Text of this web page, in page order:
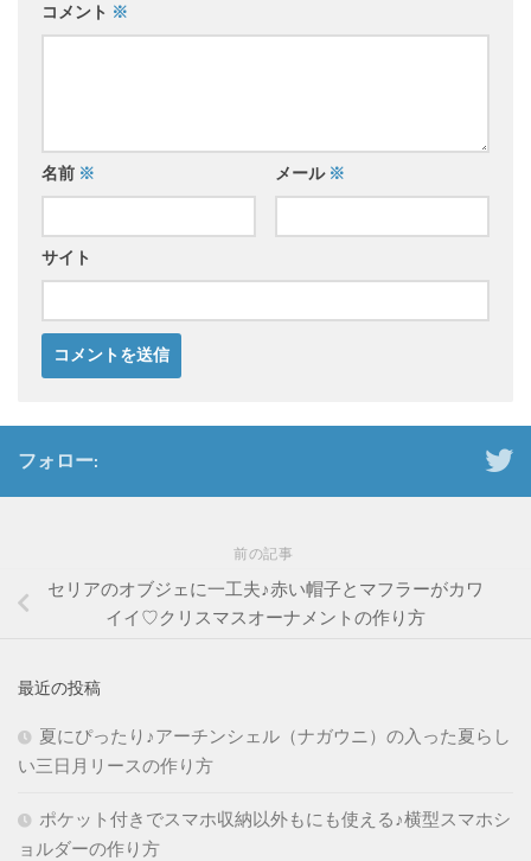
コメント ※
名前 ※ メール ※
サイト
フォロー:
前の記事
セリアのオブジェに一工夫♪赤い帽子とマフラーがカワ
イイ♡クリスマスオーナメントの作り方
最近の投稿
夏にぴったり♪アーチンシェル（ナガウニ）の入った夏らし
い三日月リースの作り方
ポケット付きでスマホ収納以外もにも使える♪横型スマホシ
ョルダーの作り方